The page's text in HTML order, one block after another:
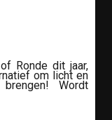
of Ronde dit jaar,
om licht en
Wordt